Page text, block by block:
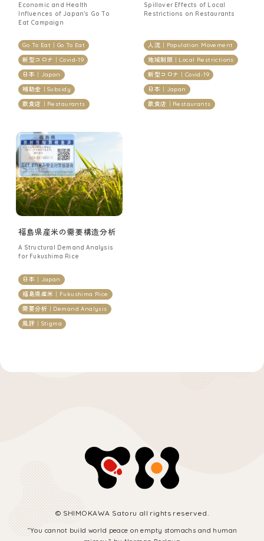
Economic and Health
Influences of Japan’s Go To
Eat Campaign
Go To Eat｜Go To Eat
新型コロナ｜Covid-19
日本｜Japan
補助金｜Subsidy
飲食店｜Restaurants
Spillover Effects of Local
Restrictions on Restaurants
人流｜Population Movement
地域制限｜Local Restrictions
新型コロナ｜Covid-19
日本｜Japan
飲食店｜Restaurants
福島県産米の需要構造分析
A Structural Demand Analysis
for Fukushima Rice
日本｜Japan
福島県産米｜Fukushima Rice
需要分析｜Demand Analysis
風評｜Stigma
© SHIMOKAWA Satoru all rights reserved.
“You cannot build world peace on empty stomachs and human